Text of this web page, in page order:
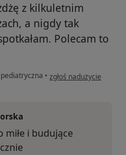
z kilkuletnim
a nigdy tak
Polecam to
• w opinii użytkownika
zgłoś nadużycie
miłe i budujące